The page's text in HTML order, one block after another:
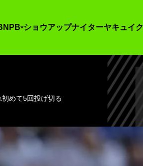
NPB ショウアップナイターヤキュイク
めて5回投げ切る